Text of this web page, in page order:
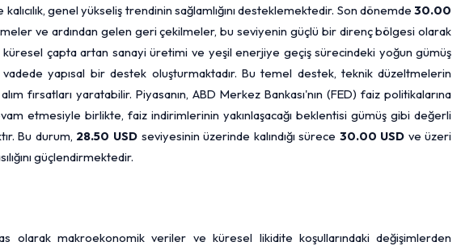
kalıcılık, genel yükseliş trendinin sağlamlığını desteklemektedir. Son dönemde30.00
ve ardından gelen geri çekilmeler, bu seviyenin güçlü bir direnç bölgesi olarak
küresel çapta artan sanayi üretimi ve yeşil enerjiye geçiş sürecindeki yoğun gümüş
vadede yapısal bir destek oluşturmaktadır. Bu temel destek, teknik düzeltmelerin
fırsatları yaratabilir. Piyasanın, ABDMerkez Bankası'nın (FED) faiz politikalarına
etmesiyle birlikte, faiz indirimlerinin yakınlaşacağı beklentisi gümüş gibi değerli
Bu durum, 28.50 USD seviyesinin üzerinde kalındığı sürece 30.00 USD ve üzeri
güçlendirmektedir.
olarak makroekonomik veriler ve küresel likidite koşullarındaki değişimlerden